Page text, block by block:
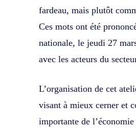
fardeau, mais plutôt
Ces mots ont été
nationale, le jeudi 27
avec les acteurs du
L’organisation de cet
visant à mieux cerner et
importante de